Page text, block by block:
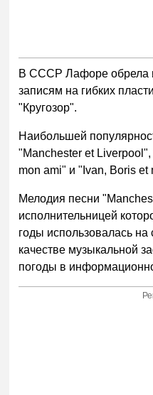
В СССР Лафоре обрела
записям на гибких
"Кругозор".
Наибольшей
"Manchester et
mon ami" и "Ivan, Boris et
Мелодия песни
исполнительницей
годы использовалась на
качестве музыкальной
погоды в